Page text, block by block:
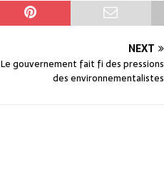
NEXT
Le gouvernement fait fi des pressions
des environnementalistes